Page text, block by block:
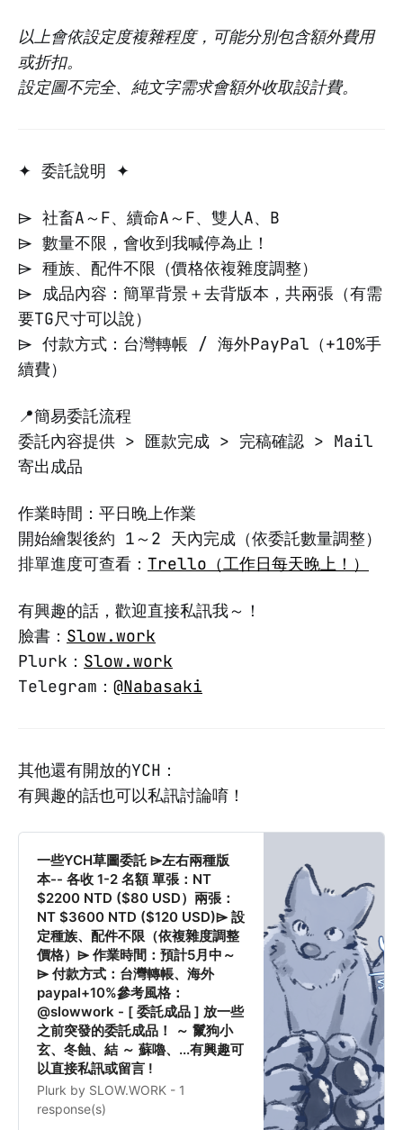
以上會依設定度複雜程度，可能分別包含額外費用
或折扣。
設定圖不完全、純文字需求會額外收取設計費。
✦ 委託說明 ✦
⌲ 社畜A～F、續命A～F、雙人A、B
⌲ 數量不限，會收到我喊停為止！
⌲ 種族、配件不限（價格依複雜度調整）
⌲ 成品內容：簡單背景＋去背版本，共兩張（有需
要TG尺寸可以說）
⌲ 付款方式：台灣轉帳 / 海外PayPal（+10%手
續費）
📍簡易委託流程
委託內容提供 > 匯款完成 > 完稿確認 > Mail
寄出成品
作業時間：平日晚上作業
開始繪製後約 1～2 天內完成（依委託數量調整）
排單進度可查看： Trello（工作日每天晚上！）
有興趣的話，歡迎直接私訊我～！
臉書： Slow.work
Plurk： Slow.work
Telegram： @Nabasaki
其他還有開放的YCH：
有興趣的話也可以私訊討論唷！
一些YCH草圖委託 ⌲左右兩種版
本-- 各收 1-2 名額 單張：NT
$2200 NTD ($80 USD）兩張：
NT $3600 NTD ($120 USD)⌲ 設
定種族、配件不限（依複雜度調整
價格）⌲ 作業時間：預計5月中～
⌲ 付款方式：台灣轉帳、海外
paypal+10%參考風格：
@slowwork - [ 委託成品 ] 放一些
之前突發的委託成品！ ～ 鬣狗小
玄、冬蝕、結 ～ 蘇嚕、...有興趣可
以直接私訊或留言 !
Plurk by SLOW.WORK - 1
response(s)